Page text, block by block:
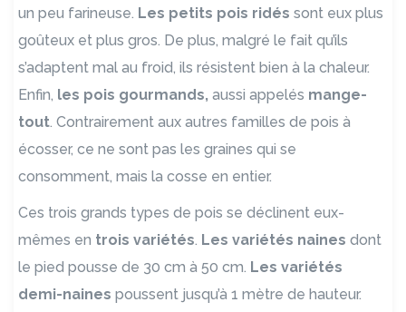
un peu farineuse. Les petits pois ridés sont eux plus
goûteux et plus gros. De plus, malgré le fait qu’ils
s’adaptent mal au froid, ils résistent bien à la chaleur.
Enfin, les pois gourmands, aussi appelés mange-
tout. Contrairement aux autres familles de pois à
écosser, ce ne sont pas les graines qui se
consomment, mais la cosse en entier.
Ces trois grands types de pois se déclinent eux-
mêmes en trois variétés. Les variétés naines dont
le pied pousse de 30 cm à 50 cm. Les variétés
demi-naines poussent jusqu’à 1 mètre de hauteur.